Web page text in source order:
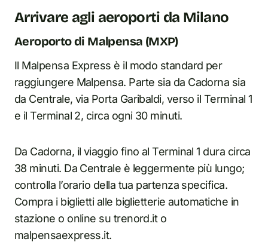
Arrivare agli aeroporti da Milano
Aeroporto di Malpensa (MXP)
Il Malpensa Express è il modo standard per
raggiungere Malpensa. Parte sia da Cadorna sia
da Centrale, via Porta Garibaldi, verso il Terminal 1
e il Terminal 2, circa ogni 30 minuti.
Da Cadorna, il viaggio fino al Terminal 1 dura circa
38 minuti. Da Centrale è leggermente più lungo;
controlla l’orario della tua partenza specifica.
Compra i biglietti alle biglietterie automatiche in
stazione o online su trenord.it o
malpensaexpress.it.